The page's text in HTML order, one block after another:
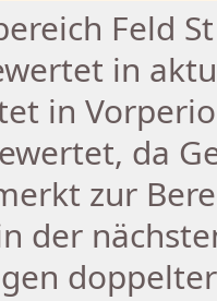
Feld
in
in
da
zur
der